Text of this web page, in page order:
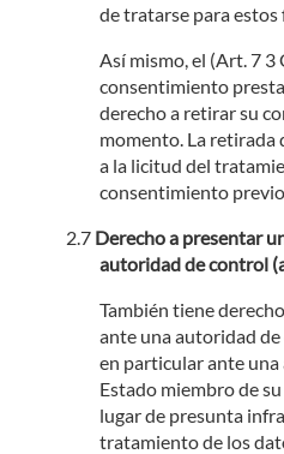
de tratarse para estos
Así mismo, el (Art. 7 3
consentimiento
derecho a retirar su
momento. La
a la licitud del
consentimiento
Derecho a presentar
autoridad de control
También tiene
ante una autoridad
en particular ante
Estado miembro de
lugar de presunta
tratamiento de los